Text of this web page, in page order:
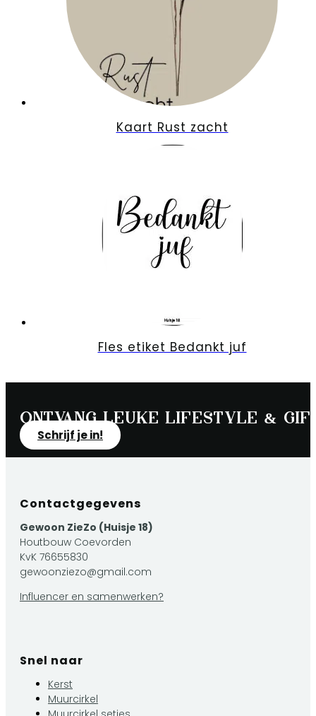
Kaart Rust zacht
Fles etiket Bedankt juf
Ontvang leuke lifestyle &
Schrijf je in!
Contactgegevens
Gewoon ZieZo (Huisje 18)
Houtbouw Coevorden
KvK 76655830
gewoonziezo@gmail.com
Influencer en samenwerken?
Snel naar
Kerst
Muurcirkel